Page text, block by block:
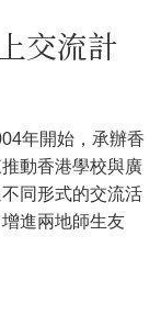
交流計
年開始，承辦香
動香港學校與廣
同形式的交流活
進兩地師生友